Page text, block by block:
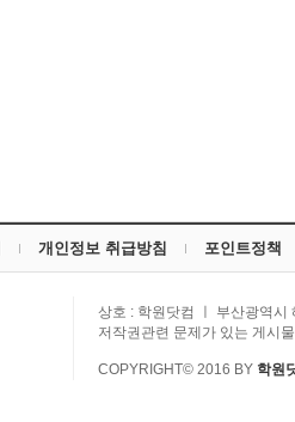
개인정보 취급방침 포인트정책
상호 : 학원닷컴 ㅣ 부산광역시
저작권관련 문제가 있는 게시
COPYRIGHT© 2016 BY 학원